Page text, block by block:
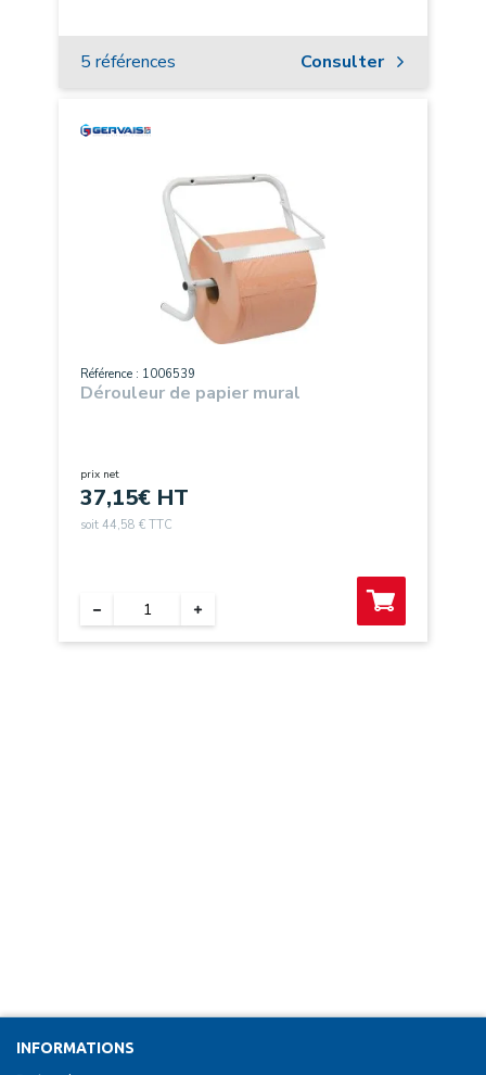
5 références Consulter
Référence : 1006539
Dérouleur de papier mural
prix net
37,15€ HT
soit 44,58 € TTC
INFORMATIONS